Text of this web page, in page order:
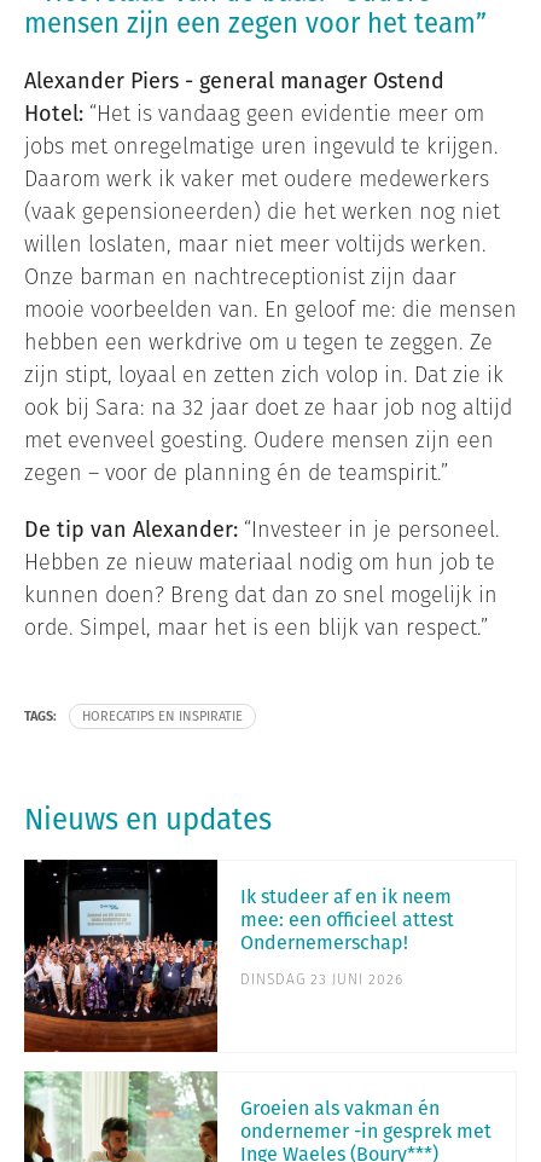
mensen zijn een zegen voor het team”
Alexander Piers - general manager Ostend
Hotel: “Het is vandaag geen evidentie meer om
jobs met onregelmatige uren ingevuld te krijgen.
Daarom werk ik vaker met oudere medewerkers
(vaak gepensioneerden) die het werken nog niet
willen loslaten, maar niet meer voltijds werken.
Onze barman en nachtreceptionist zijn daar
mooie voorbeelden van. En geloof me: die mensen
hebben een werkdrive om u tegen te zeggen. Ze
zijn stipt, loyaal en zetten zich volop in. Dat zie ik
ook bij Sara: na 32 jaar doet ze haar job nog altijd
met evenveel goesting. Oudere mensen zijn een
zegen – voor de planning én de teamspirit.”
De tip van Alexander: “Investeer in je personeel.
Hebben ze nieuw materiaal nodig om hun job te
kunnen doen? Breng dat dan zo snel mogelijk in
orde. Simpel, maar het is een blijk van respect.”
TAGS: HORECATIPS EN INSPIRATIE
Nieuws en updates
Ik studeer af en ik neem
mee: een officieel attest
Ondernemerschap!
DINSDAG 23 JUNI 2026
Groeien als vakman én
ondernemer -in gesprek met
Inge Waeles (Boury***)